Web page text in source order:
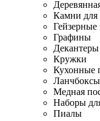
Камни для
Гейзерные
Графины
Декантеры
Кружки
Кухонные
Ланчбоксы
Медная
Наборы
Пиалы